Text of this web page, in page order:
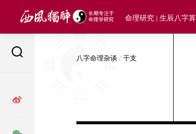
命理研究 | 生辰八字
八字命理杂谈 / 干支